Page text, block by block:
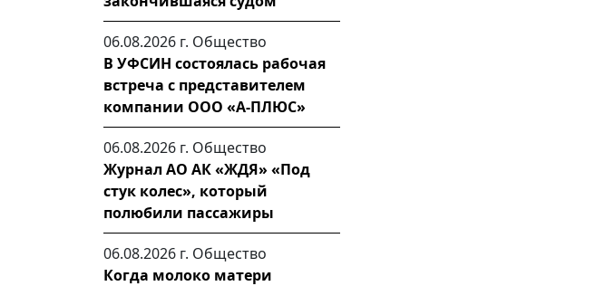
06.08.2026 г. Общество
В УФСИН состоялась рабочая
встреча с представителем
компании ООО «А-ПЛЮС»
06.08.2026 г. Общество
Журнал АО АК «ЖДЯ» «Под
стук колес», который
полюбили пассажиры
06.08.2026 г. Общество
Когда молоко матери